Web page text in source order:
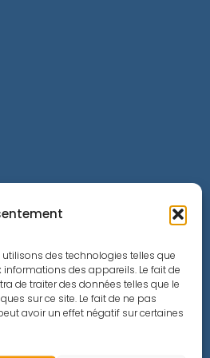
des technologies telles que
des appareils. Le fait de
de traiter des données telles que le
sur ce site. Le fait de ne pas
avoir un effet négatif sur certaines